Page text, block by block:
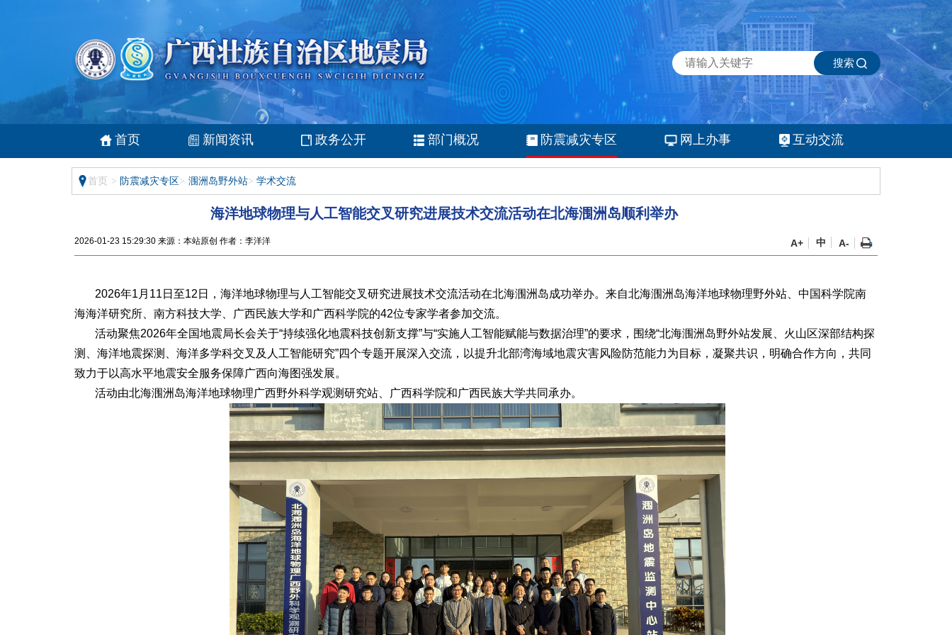
搜索
首页 新闻资讯 政务公开 部门概况 防震减灾专区 网上办事 互动交流
首页 > 防震减灾专区> 涠洲岛野外站> 学术交流
海洋地球物理与人工智能交叉研究进展技术交流活动在北海涠洲岛顺利举办
2026-01-23 15:29:30 来源：本站原创 作者：李洋洋 A+ 中 A-
2026年1月11日至12日，海洋地球物理与人工智能交叉研究进展技术交流活动在北海涠洲岛成功举办。来自北海涠洲岛海洋地球物理野外站、中国科学院南
海海洋研究所、南方科技大学、广西民族大学和广西科学院的42位专家学者参加交流。
活动聚焦2026年全国地震局长会关于“持续强化地震科技创新支撑”与“实施人工智能赋能与数据治理”的要求，围绕“北海涠洲岛野外站发展、火山区深部结构探
测、海洋地震探测、海洋多学科交叉及人工智能研究”四个专题开展深入交流，以提升北部湾海域地震灾害风险防范能力为目标，凝聚共识，明确合作方向，共同
致力于以高水平地震安全服务保障广西向海图强发展。
活动由北海涠洲岛海洋地球物理广西野外科学观测研究站、广西科学院和广西民族大学共同承办。